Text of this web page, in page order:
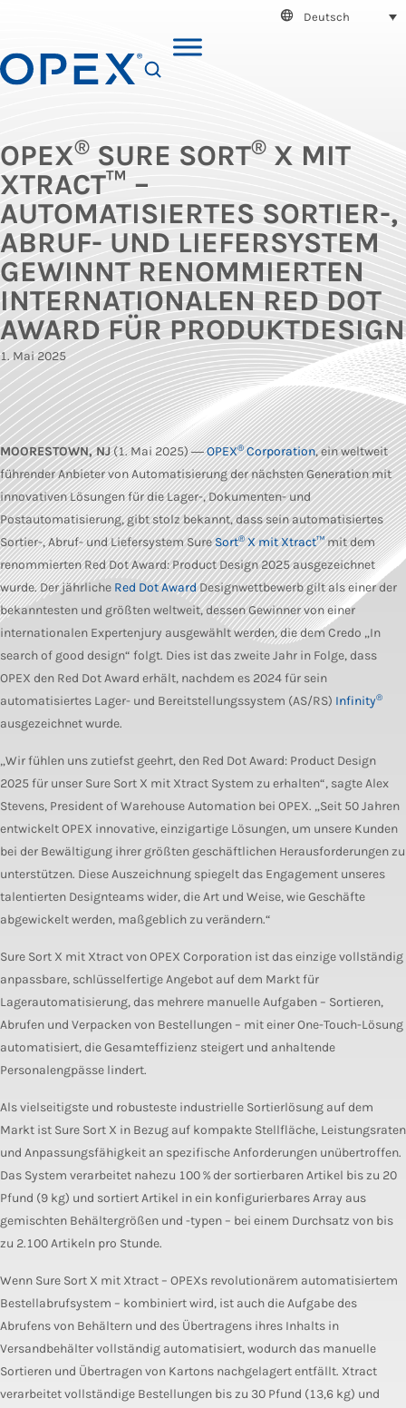
Deutsch
OPEX® SURE SORT® X MIT
XTRACT™ –
AUTOMATISIERTES SORTIER-,
ABRUF- UND LIEFERSYSTEM
GEWINNT RENOMMIERTEN
INTERNATIONALEN RED DOT
AWARD FÜR PRODUKTDESIGN
1. Mai 2025
MOORESTOWN, NJ(1. Mai 2025) ―OPEX®Corporation, ein weltweit
führender Anbieter von Automatisierung der nächsten Generation mit
innovativen Lösungen für die Lager-, Dokumenten- und
Postautomatisierung, gibt stolz bekannt, dass sein automatisiertes
Sortier-, Abruf- und Liefersystem SureSort®X mit Xtract™mit dem
renommierten Red Dot Award: Product Design 2025 ausgezeichnet
wurde. Der jährliche Red Dot AwardDesignwettbewerb gilt als einer der
bekanntesten und größten weltweit, dessen Gewinner von einer
internationalen Expertenjury ausgewählt werden, die dem Credo „In
search of good design“ folgt. Dies ist das zweite Jahr in Folge, dass
OPEX den Red Dot Award erhält, nachdem es 2024 für sein
automatisiertes Lager- und Bereitstellungssystem (AS/RS) Infinity®
ausgezeichnet wurde.
„Wir fühlen uns zutiefst geehrt, den Red Dot Award: Product Design
2025 für unser Sure Sort X mit Xtract System zu erhalten“, sagte Alex
Stevens, President of Warehouse Automation bei OPEX. „Seit 50 Jahren
entwickelt OPEX innovative, einzigartige Lösungen, um unsere Kunden
bei der Bewältigung ihrer größten geschäftlichen Herausforderungen zu
unterstützen. Diese Auszeichnung spiegelt das Engagement unseres
talentierten Designteams wider, die Art und Weise, wie Geschäfte
abgewickelt werden, maßgeblich zu verändern.“
Sure Sort X mit Xtract von OPEX Corporation ist das einzige vollständig
anpassbare, schlüsselfertige Angebot auf dem Markt für
Lagerautomatisierung, das mehrere manuelle Aufgaben – Sortieren,
Abrufen und Verpacken von Bestellungen – mit einer One-Touch-Lösung
automatisiert, die Gesamteffizienz steigert und anhaltende
Personalengpässe lindert.
Als vielseitigste und robusteste industrielle Sortierlösung auf dem
Markt ist Sure Sort X in Bezug auf kompakte Stellfläche, Leistungsraten
und Anpassungsfähigkeit an spezifische Anforderungen unübertroffen.
Das System verarbeitet nahezu 100 % der sortierbaren Artikel bis zu 20
Pfund (9 kg) und sortiert Artikel in ein konfigurierbares Array aus
gemischten Behältergrößen und -typen – bei einem Durchsatz von bis
zu 2.100 Artikeln pro Stunde.
Wenn Sure Sort X mit Xtract – OPEXs revolutionärem automatisiertem
Bestellabrufsystem – kombiniert wird, ist auch die Aufgabe des
Abrufens von Behältern und des Übertragens ihres Inhalts in
Versandbehälter vollständig automatisiert, wodurch das manuelle
Sortieren und Übertragen von Kartons nachgelagert entfällt. Xtract
verarbeitet vollständige Bestellungen bis zu 30 Pfund (13,6 kg) und